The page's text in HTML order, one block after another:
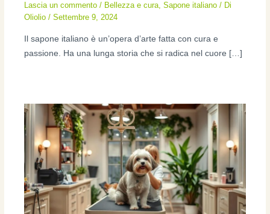
Lascia un commento / Bellezza e cura,Sapone italiano / Di
Oliolio/Settembre 9, 2024
Il sapone italiano è un’opera d’arte fatta con cura e
passione. Ha una lunga storia che si radica nel cuore […]